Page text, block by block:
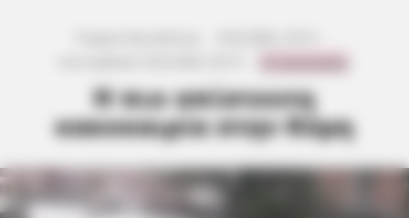
Η πιο απίστευτη
κακοκαιρία στην Κύμη